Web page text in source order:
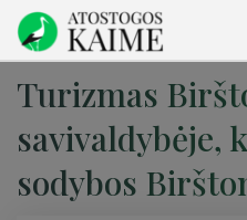
Turizmas
savivaldybėje,
sodybos